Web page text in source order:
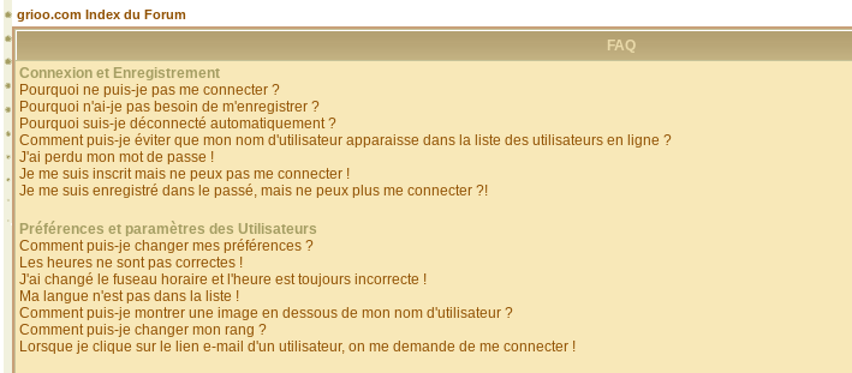
grioo.com Index du Forum
FAQ
Connexion et Enregistrement
Pourquoi ne puis-je pas me connecter ?
Pourquoi n'ai-je pas besoin de m'enregistrer ?
Pourquoi suis-je déconnecté automatiquement ?
Comment puis-je éviter que mon nom d'utilisateur apparaisse dans la liste des utilisateurs en ligne ?
J'ai perdu mon mot de passe !
Je me suis inscrit mais ne peux pas me connecter !
Je me suis enregistré dans le passé, mais ne peux plus me connecter ?!
Préférences et paramètres des Utilisateurs
Comment puis-je changer mes préférences ?
Les heures ne sont pas correctes !
J'ai changé le fuseau horaire et l'heure est toujours incorrecte !
Ma langue n'est pas dans la liste !
Comment puis-je montrer une image en dessous de mon nom d'utilisateur ?
Comment puis-je changer mon rang ?
Lorsque je clique sur le lien e-mail d'un utilisateur, on me demande de me connecter !